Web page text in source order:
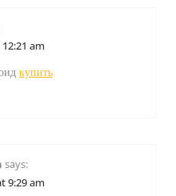
am
купить
says:
9:29 am